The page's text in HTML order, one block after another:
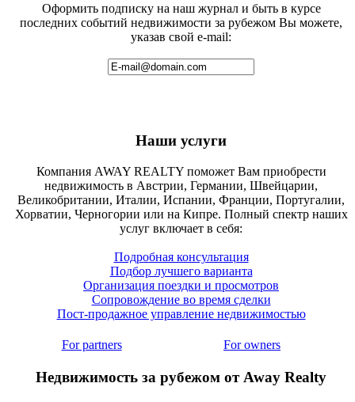
Оформить подписку на наш журнал и быть в курсе
последних событий недвижимости за рубежом Вы можете,
указав свой e-mail:
Наши услуги
Компания AWAY REALTY поможет Вам приобрести
недвижимость в Австрии, Германии, Швейцарии,
Великобритании, Италии, Испании, Франции, Португалии,
Хорватии, Черногории или на Кипре. Полный спектр наших
услуг включает в себя:
Подробная консультация
Подбор лучшего варианта
Организация поездки и просмотров
Сопровождение во время сделки
Пост-продажное управление недвижимостью
For partners For owners
Недвижимость за рубежом от Away Realty